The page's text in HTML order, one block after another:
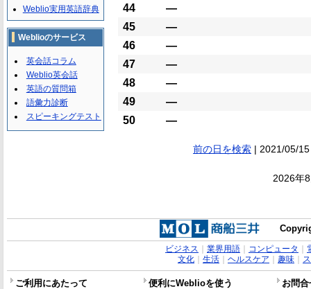
44
―
45
―
46
―
47
―
48
―
49
―
50
―
前の日を検索| 2021/05/
2026年
Weblio実用英語辞典
Weblioのサービス
英会話コラム
Weblio英会話
英語の質問箱
語彙力診断
スピーキングテスト
ビジネス 業界用語｜ コンピュータ
文化｜ 生活｜ ヘルスケア 趣味｜
ご利用にあたって 便利にWeblioを使う
お問